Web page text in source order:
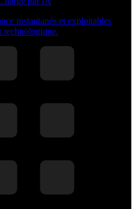
instantanés et exploitables
technologique.